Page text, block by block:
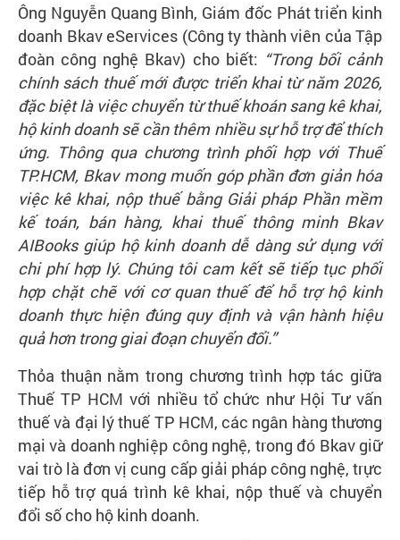
Ông Nguyễn Quang Bình, Giám đốc Phát triển kinh
doanh Bkav eServices (Công ty thành viên của Tập
đoàn công nghệ Bkav) cho biết: “Trong bối cảnh
chính sách thuế mới được triển khai từ năm 2026,
đặc biệt là việc chuyển từ thuế khoán sang kê khai,
hộ kinh doanh sẽ cần thêm nhiều sự hỗ trợ để thích
ứng. Thông qua chương trình phối hợp với Thuế
TP.HCM, Bkav mong muốn góp phần đơn giản hóa
việc kê khai, nộp thuế bằng Giải pháp Phần mềm
kế toán, bán hàng, khai thuế thông minh Bkav
AIBooks giúp hộ kinh doanh dễ dàng sử dụng với
chi phí hợp lý. Chúng tôi cam kết sẽ tiếp tục phối
hợp chặt chẽ với cơ quan thuế để hỗ trợ hộ kinh
doanh thực hiện đúng quy định và vận hành hiệu
quả hơn trong giai đoạn chuyển đổi.”
Thỏa thuận nằm trong chương trình hợp tác giữa
Thuế TP HCM với nhiều tổ chức như Hội Tư vấn
thuế và đại lý thuế TP HCM, các ngân hàng thương
mại và doanh nghiệp công nghệ, trong đó Bkav giữ
vai trò là đơn vị cung cấp giải pháp công nghệ, trực
tiếp hỗ trợ quá trình kê khai, nộp thuế và chuyển
đổi số cho hộ kinh doanh.